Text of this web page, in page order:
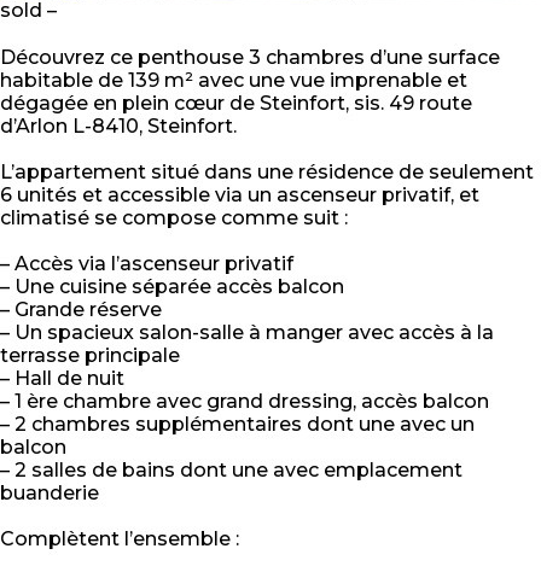
sold –
Découvrez ce penthouse 3 chambres d’une surface
habitable de 139 m² avec une vue imprenable et
dégagée en plein cœur de Steinfort, sis. 49 route
d’Arlon L-8410, Steinfort.
L’appartement situé dans une résidence de seulement
6 unités et accessible via un ascenseur privatif, et
climatisé se compose comme suit :
– Accès via l’ascenseur privatif
– Une cuisine séparée accès balcon
– Grande réserve
– Un spacieux salon-salle à manger avec accès à la
terrasse principale
– Hall de nuit
– 1 ère chambre avec grand dressing, accès balcon
– 2 chambres supplémentaires dont une avec un
balcon
– 2 salles de bains dont une avec emplacement
buanderie
Complètent l’ensemble :